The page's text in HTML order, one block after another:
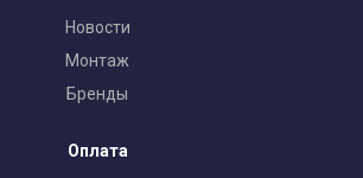
Новости
Монтаж
Бренды
Оплата